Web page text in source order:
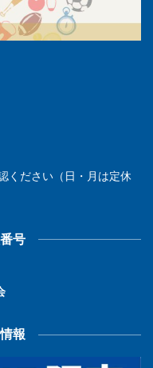
ください（日・月は定休
号
報